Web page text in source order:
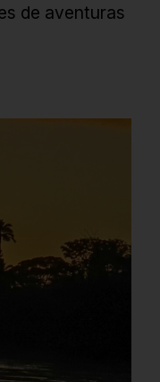
de aventuras